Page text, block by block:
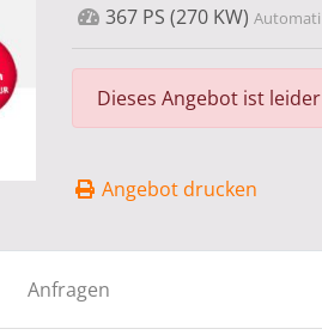
367 PS (270 KW)
Dieses Angebot ist
Angebot drucken
Anfragen